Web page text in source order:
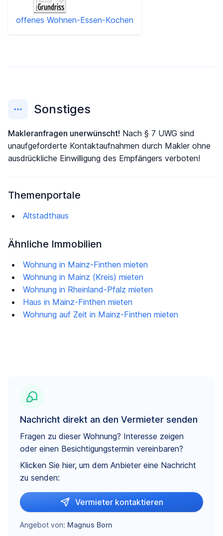
offenes Wohnen-Essen-Kochen
Sonstiges
Makleranfragen unerwünscht! Nach § 7 UWG sind
unaufgeforderte Kontaktaufnahmen durch Makler ohne
ausdrückliche Einwilligung des Empfängers verboten!
Themenportale
Altstadthaus
Ähnliche Immobilien
Wohnung in Mainz-Finthen mieten
Wohnung in Mainz (Kreis) mieten
Wohnung in Rheinland-Pfalz mieten
Haus in Mainz-Finthen mieten
Wohnung auf Zeit in Mainz-Finthen mieten
Nachricht direkt an den Vermieter senden
Fragen zu dieser Wohnung? Interesse zeigen
oder einen Besichtigungstermin vereinbaren?
Klicken Sie hier, um dem Anbieter eine Nachricht
zu senden:
Vermieter kontaktieren
Angebot von: Magnus Born